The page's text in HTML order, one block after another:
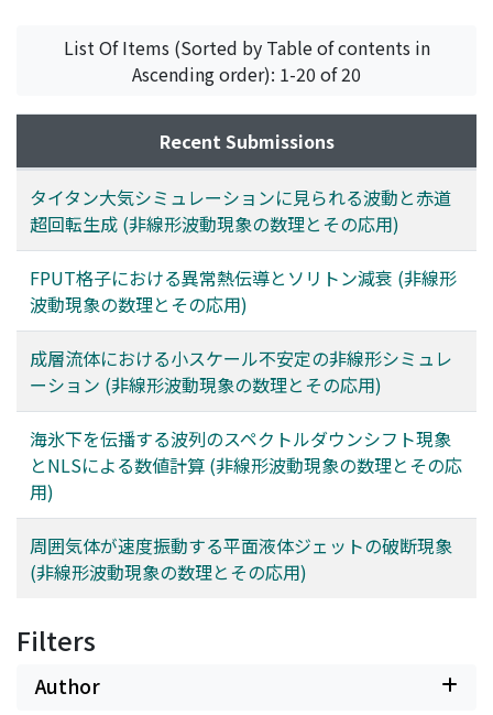
Hideko
Fujii, Yuka
List Of Items (Sorted by Table of contents in
Ascending order): 1-20 of 20
Recent Submissions
タイタン大気シミュレーションに見られる波動と赤道
超回転生成 (非線形波動現象の数理とその応用)
FPUT格子における異常熱伝導とソリトン減衰 (非線形
波動現象の数理とその応用)
成層流体における小スケール不安定の非線形シミュレ
ーション (非線形波動現象の数理とその応用)
海氷下を伝播する波列のスペクトルダウンシフト現象
とNLSによる数値計算 (非線形波動現象の数理とその応
用)
周囲気体が速度振動する平面液体ジェットの破断現象
(非線形波動現象の数理とその応用)
Filters
Author